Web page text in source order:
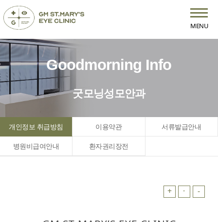
MENU
Goodmorning Info
굿모닝성모안과
개인정보 취급방침 이용약관 서류발급안내
병원비급여안내 환자권리장전
+ · -